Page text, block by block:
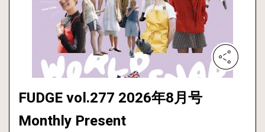
FUDGE vol.277 2026年8月号
Monthly Present